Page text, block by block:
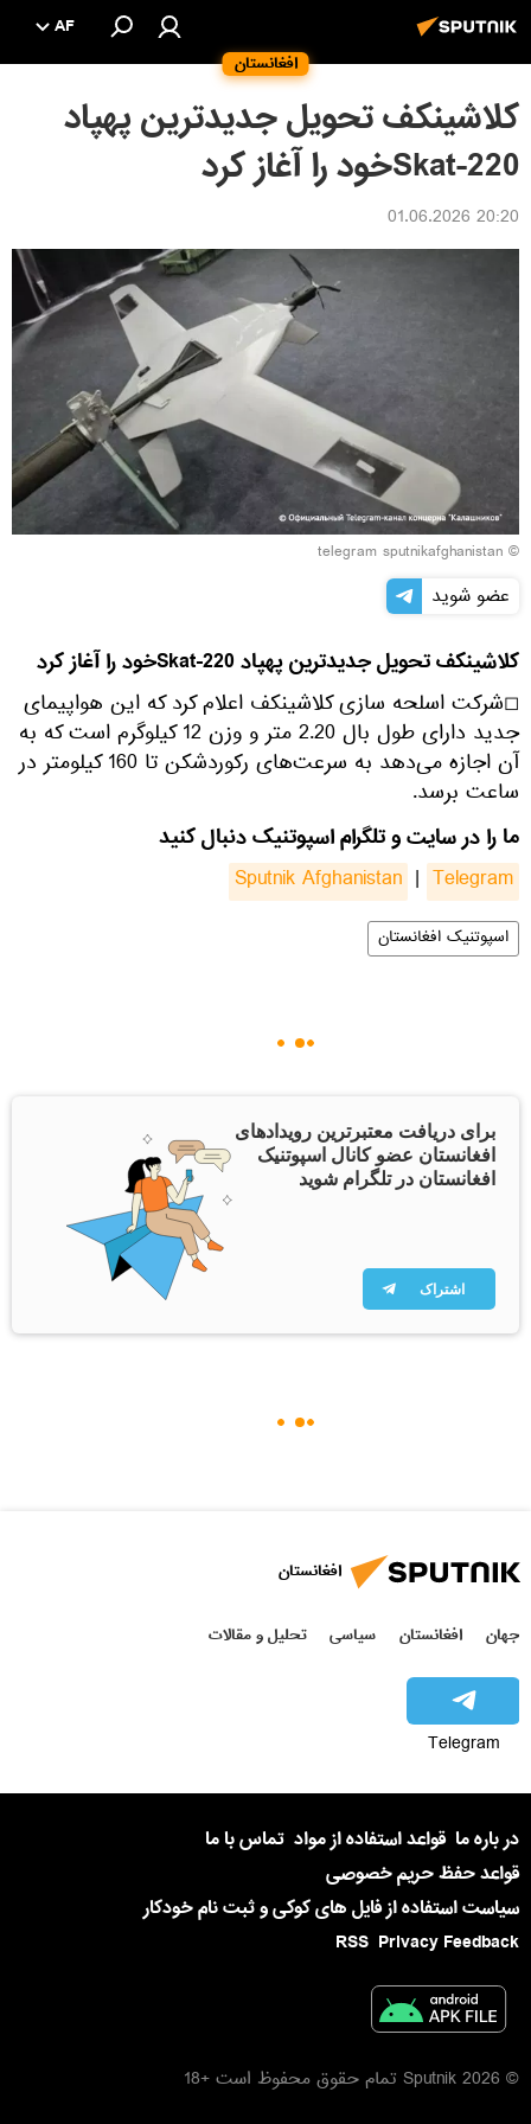
افغانستان
AF
کلاشینکف تحویل جدیدترین پهپاد
Skat-220خود را آغاز کرد
20:20 01.06.2026
© telegram sputnikafghanistan
عضو شوید
کلاشینکف تحویل جدیدترین پهپاد Skat-220خود را آغاز کرد
◻شرکت اسلحه سازی کلاشینکف اعلام کرد که این هواپیمای
جدید دارای طول بال 2.20 متر و وزن 12 کیلوگرم است که به
آن اجازه می‌دهد به سرعت‌های رکوردشکن تا 160 کیلومتر در
ساعت برسد.
ما را در سایت و تلگرام اسپوتنیک دنبال کنید
Sputnik Afghanistan | Telegram
اسپوتنیک افغانستان
برای دریافت معتبرترین رویدادهای
افغانستان عضو کانال اسپوتنیک
افغانستان در تلگرام شوید
اشتراک
افغانستان
جهان افغانستان سیاسی تحلیل و مقالات
Telegram
در باره ما قواعد استفاده از مواد تماس با ما
قواعد حفظ حریم خصوصی
سیاست استفاده از فایل های کوکی و ثبت نام خودکار
Privacy Feedback
RSS
© 2026 Sputnik تمام حقوق محفوظ است +18